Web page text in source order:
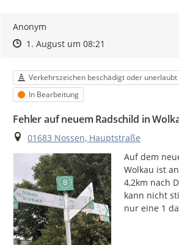
Anonym
Zeitpunkt des Erstellens
Zeitpunkt des Erstellens
1. August um 08:21
Kategorie
Verkehrszeichen beschädigt oder
Status
In Bearbeitung
Fehler auf neuem Radschild in
Ort
01683 Nossen, Hauptstraße
Auf dem
Wolkau ist
4,2km nach
kann nicht
nur eine 1